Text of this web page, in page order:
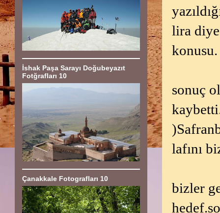
lira
konusu.
sonuç
lafını
bizler
İshak Paşa Sarayı Doğubeyazıt
Fotğrafları 10
Çanakkale Fotografları 10